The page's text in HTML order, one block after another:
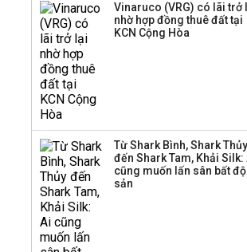
Iran xem xét cấm tàu
VPBankS xin từ
Vinaruco (VRG) có lãi trở
nhờ hợp đồng thuê đất tại
KCN Cộng Hòa
Từ Shark Bình, Shark Thủy
đến Shark Tam, Khải Silk:
cũng muốn lấn sân bất
sản